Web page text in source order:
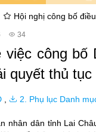
và phát triển
Tin tức của ban
Thông tin liên ngành
Tổ chức Đảng,đoàn thể
Chi bộ
Công
Cải cách hành chính
Văn bản
ISO
Văn bản
Giáo dục
bố điều chỉnh quy
34
việc công
quyết thủ
, 2. Phụ lục Danh
nhân dân tỉnh Lai